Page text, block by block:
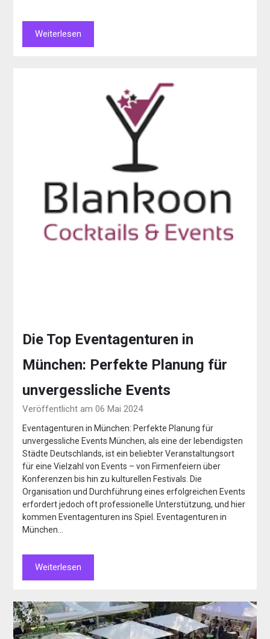
Weiterlesen
Die Top Eventagenturen in
München: Perfekte Planung für
unvergessliche Events
Veröffentlicht am 06 Mai 2024
Eventagenturen in München: Perfekte Planung für
unvergessliche Events München, als eine der lebendigsten
Städte Deutschlands, ist ein beliebter Veranstaltungsort
für eine Vielzahl von Events – von Firmenfeiern über
Konferenzen bis hin zu kulturellen Festivals. Die
Organisation und Durchführung eines erfolgreichen Events
erfordert jedoch oft professionelle Unterstützung, und hier
kommen Eventagenturen ins Spiel. Eventagenturen in
München…
Weiterlesen